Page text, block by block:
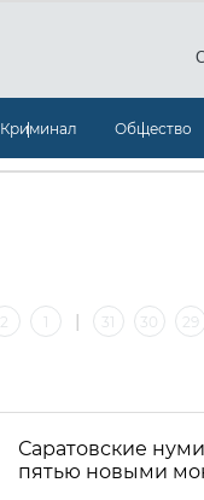
Криминал Общество
2 1 | 31 30 29
Саратовские
пятью новыми